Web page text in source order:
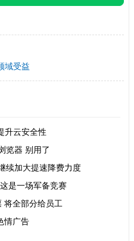
域受益
升云安全性
览器 别用了
续加大提速降费力度
是一场军备竞赛
将全部分给员工
情广告